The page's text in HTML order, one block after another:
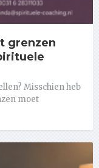
grenzen
Misschien heb
moet